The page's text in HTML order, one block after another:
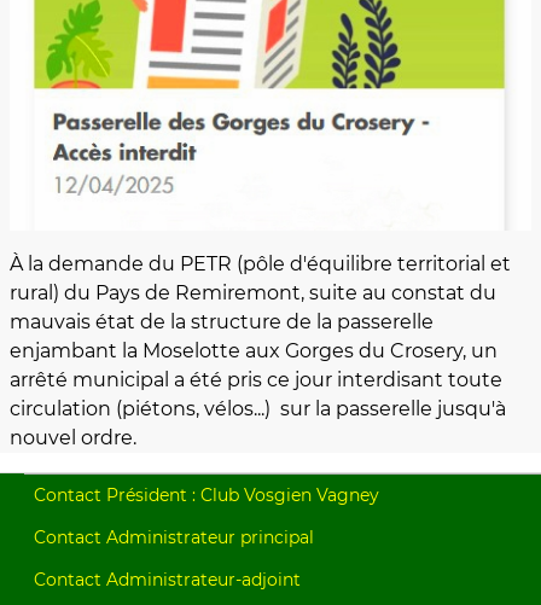
À la demande du PETR (pôle d'équilibre territorial et
rural) du Pays de Remiremont, suite au constat du
mauvais état de la structure de la passerelle
enjambant la Moselotte aux Gorges du Crosery, un
arrêté municipal a été pris ce jour interdisant toute
circulation (piétons, vélos...) sur la passerelle jusqu'à
nouvel ordre.
Contact Président : Club Vosgien Vagney
Contact Administrateur principal
Contact Administrateur-adjoint